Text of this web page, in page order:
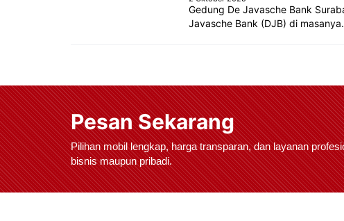
Gedung De Javasche Bank
Javasche Bank (DJB) di
Pesan Sekarang
Pilihan mobil lengkap, harga transparan, dan layanan
bisnis maupun pribadi.